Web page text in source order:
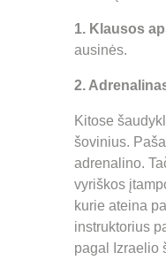
1. Klausos
ausinės.
2.
Kitose
šovinius.
adrenalino.
vyriškos
kurie ateina
instruktorius
pagal Izraelio